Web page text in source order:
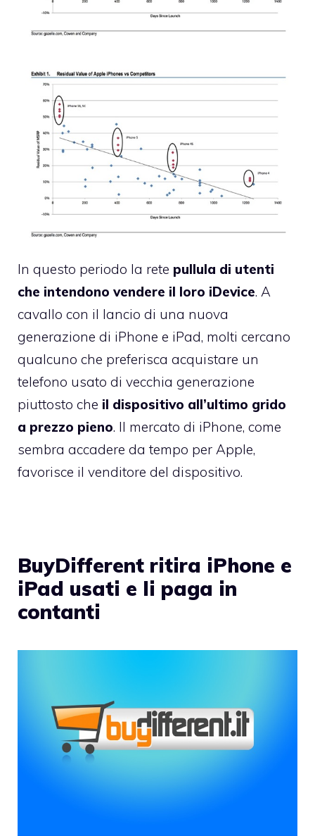
In questo periodo la rete pullula di utenti
che intendono vendere il loro iDevice. A
cavallo con il lancio di una nuova
generazione di iPhone e iPad, molti cercano
qualcuno che preferisca acquistare un
telefono usato di vecchia generazione
piuttosto che il dispositivo all’ultimo grido
a prezzo pieno. Il mercato di iPhone, come
sembra accadere da tempo per Apple,
favorisce il venditore del dispositivo.
BuyDifferent ritira iPhone e
iPad usati e li paga in
contanti